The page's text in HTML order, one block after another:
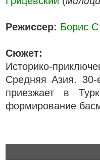
Режиссер: Борис
Сюжет:
Историко-
Средняя Азия. 30-
приезжает в
формирование